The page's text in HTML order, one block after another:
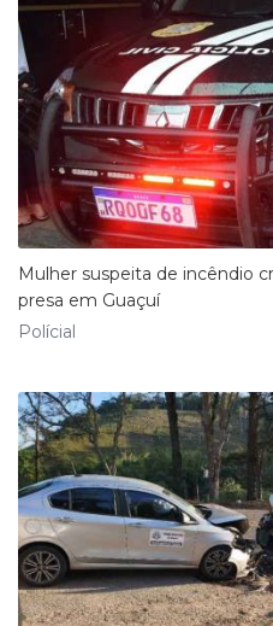
Mulher suspeita de incêndio
presa em Guaçuí
Polícial